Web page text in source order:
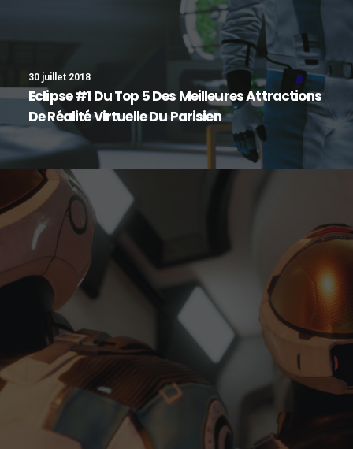
30 juillet 2018
Eclipse #1 Du Top 5 Des Meilleures Attractions
De Réalité Virtuelle Du Parisien